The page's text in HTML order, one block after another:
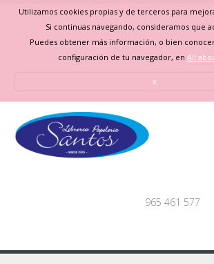
Utilizamos cookies propias y de terceros para
Si continuas navegando, consideramos que
Puedes obtener más información, o bien
configuración de tu navegador, en All
x
965 461 577